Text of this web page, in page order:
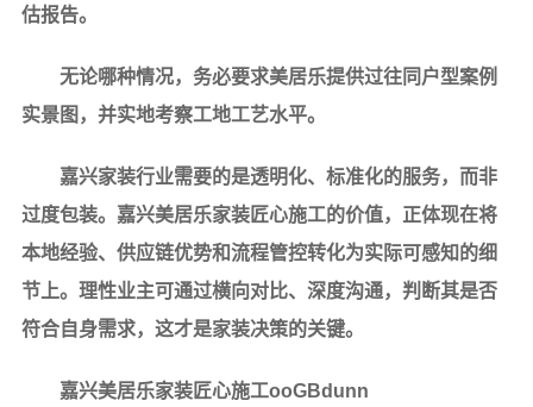
估报告。
无论哪种情况，务必要求美居乐提供过往同户型案例
实景图，并实地考察工地工艺水平。
嘉兴家装行业需要的是透明化、标准化的服务，而非
过度包装。 嘉兴美居乐家装匠心施工的价值，正体现在将
本地经验、供应链优势和流程管控转化为实际可感知的细
节上。理性业主可通过横向对比、深度沟通，判断其是否
符合自身需求，这才是家装决策的关键。
嘉兴美居乐家装匠心施工ooGBdunn